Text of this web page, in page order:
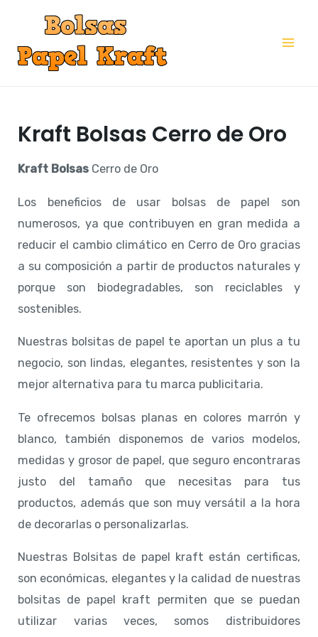
contenido
Kraft Bolsas Cerro de Oro
Kraft Bolsas Cerro de Oro
Los beneficios de usar bolsas de papel son
numerosos, ya que contribuyen en gran medida a
reducir el cambio climático en Cerro de Oro gracias
a su composición a partir de productos naturales y
porque son biodegradables, son reciclables y
sostenibles.
Nuestras bolsitas de papel te aportan un plus a tu
negocio, son lindas, elegantes, resistentes y son la
mejor alternativa para tu marca publicitaria.
Te ofrecemos bolsas planas en colores marrón y
blanco, también disponemos de varios modelos,
medidas y grosor de papel, que seguro encontraras
justo del tamaño que necesitas para tus
productos, además que son muy versátil a la hora
de decorarlas o personalizarlas.
Nuestras Bolsitas de papel kraft están certificas,
son económicas, elegantes y la calidad de nuestras
bolsitas de papel kraft permiten que se puedan
utilizar varias veces, somos distribuidores